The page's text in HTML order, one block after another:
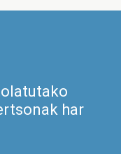
har